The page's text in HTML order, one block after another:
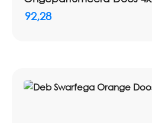
92,28